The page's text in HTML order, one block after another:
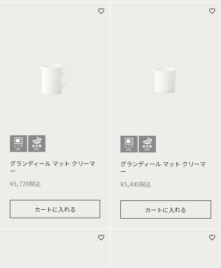
グランディール マット クリーマ
ー
¥5,720税込
カートに入れる
グランディール マット クリーマ
ー
¥5,445税込
カートに入れる